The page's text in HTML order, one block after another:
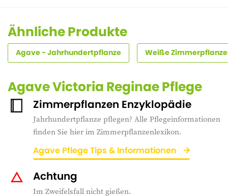
Ähnliche Produkte
Agave - Jahrhundertpflanze Weiße
Agave Victoria Reginae Pflege
Zimmerpflanzen Enzyklopädie
Jahrhundertpflanze pflegen? Alle Pflegeinformationen
finden Sie hier im Zimmerpflanzenlexikon.
Agave Pflege Tips & Informationen
Achtung
Im Zweifelsfall nicht gießen.